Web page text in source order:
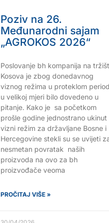
Poziv na 26.
Međunarodni sajam
„AGROKOS 2026“
Poslovanje bh kompanija na
Kosova je zbog donedavnog
viznog režima u proteklom
u velikoj mjeri bilo dovedeno u
pitanje. Kako je sa početkom
prošle godine jednostrano ukinut
vizni režim za državljane Bosne i
Hercegovine stekli su se uvijeti
nesmetan povratak naših
proizvoda na ovo za bh
proizvođače veoma
PROČITAJ VIŠE »